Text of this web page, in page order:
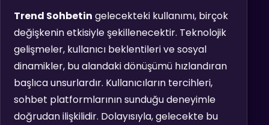
Trend Sohbetin gelecekteki kullanımı, birçok
değişkenin etkisiyle şekillenecektir. Teknolojik
gelişmeler, kullanıcı beklentileri ve sosyal
dinamikler, bu alandaki dönüşümü hızlandıran
başlıca unsurlardır. Kullanıcıların tercihleri,
sohbet platformlarının sunduğu deneyimle
doğrudan ilişkilidir. Dolayısıyla, gelecekte bu